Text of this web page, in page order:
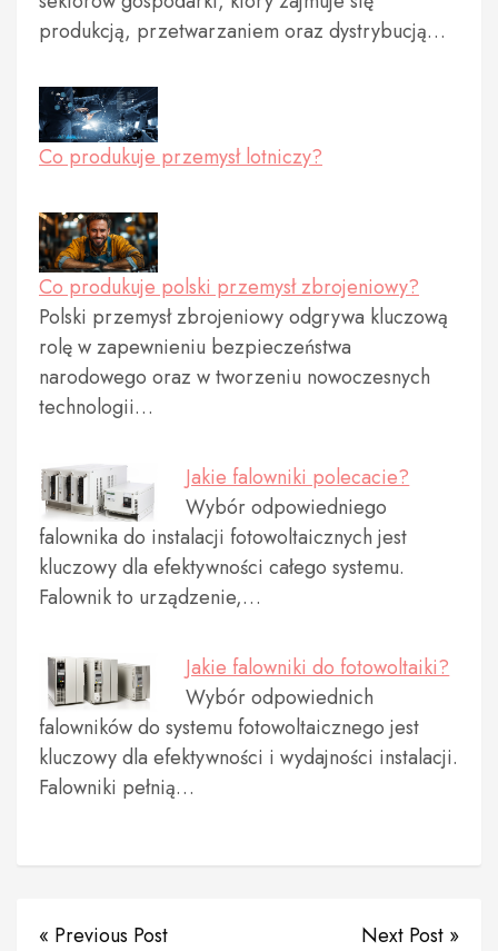
produkcją, przetwarzaniem oraz dystrybucją…
Co produkuje przemysł lotniczy?
Co produkuje polski przemysł zbrojeniowy?
Polski przemysł zbrojeniowy odgrywa kluczową
rolę w zapewnieniu bezpieczeństwa
narodowego oraz w tworzeniu nowoczesnych
technologii…
Jakie falowniki polecacie?
Wybór odpowiedniego
falownika do instalacji fotowoltaicznych jest
kluczowy dla efektywności całego systemu.
Falownik to urządzenie,…
Jakie falowniki do fotowoltaiki?
Wybór odpowiednich
falowników do systemu fotowoltaicznego jest
kluczowy dla efektywności i wydajności instalacji.
Falowniki pełnią…
« Previous Post Next Post »